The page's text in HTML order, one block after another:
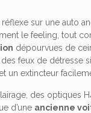
réflexe sur une auto
le feeling, tout
dépourvues de
feux de détresse
un extincteur
des optiques
d’une ancienne